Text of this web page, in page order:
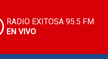
RADIO EXITOSA 95.5 FM
EN VIVO